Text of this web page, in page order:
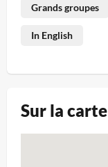
Grands groupes
In English
Sur la carte